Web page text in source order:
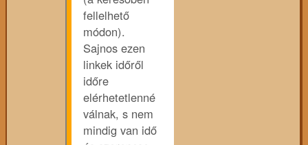
fellelhető
módon).
Sajnos ezen
linkek időről
időre
elérhetetlenné
válnak, s nem
mindig van idő